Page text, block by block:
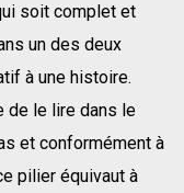
soit complet et
un des deux
à une histoire.
de le lire dans le
et conformément à
pilier équivaut à